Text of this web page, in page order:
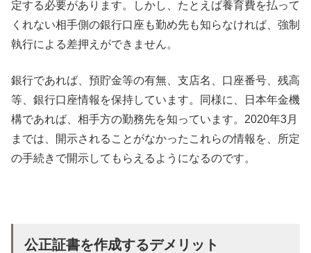
定する必要があります。しかし、たとえば養育費を払って
くれない相手側の銀行口座も勤め先も知らなければ、強制
執行による差押えができません。
銀行であれば、預貯金等の有無、支店名、口座番号、残高
等、銀行口座情報を保持しています。同様に、日本年金機
構であれば、相手方の勤務先を知っています。2020年3月
までは、開示されることがなかったこれらの情報を、所定
の手続きで開示してもらえるようになるのです。
公正証書を作成するデメリット